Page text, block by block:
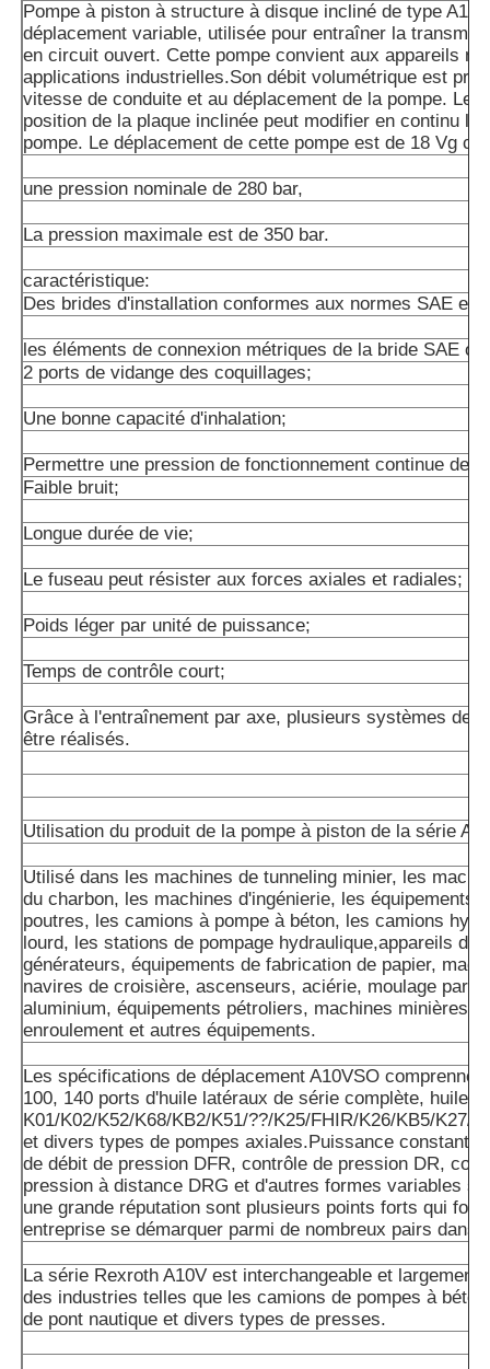
Pompe à piston à structure à disque incliné de type
déplacement variable, utilisée pour entraîner la
en circuit ouvert. Cette pompe convient aux appareils
applications industrielles.Son débit volumétrique est
vitesse de conduite et au déplacement de la pompe. Le
position de la plaque inclinée peut modifier en continu le
pompe. Le déplacement de cette pompe est de 18 Vg
une pression nominale de 280 bar,
La pression maximale est de 350 bar.
caractéristique:
Des brides d'installation conformes aux normes SAE et
les éléments de connexion métriques de la bride SAE
2 ports de vidange des coquillages;
Une bonne capacité d'inhalation;
Permettre une pression de fonctionnement continue de
Faible bruit;
Longue durée de vie;
Le fuseau peut résister aux forces axiales et radiales;
Poids léger par unité de puissance;
Temps de contrôle court;
Grâce à l'entraînement par axe, plusieurs systèmes de
être réalisés.
Utilisation du produit de la pompe à piston de la série
Utilisé dans les machines de tunneling minier, les
du charbon, les machines d'ingénierie, les équipements
poutres, les camions à pompe à béton, les camions
lourd, les stations de pompage hydraulique,appareils de
générateurs, équipements de fabrication de papier,
navires de croisière, ascenseurs, aciérie, moulage par
aluminium, équipements pétroliers, machines
enroulement et autres équipements.
Les spécifications de déplacement A10VSO
100, 140 ports d'huile latéraux de série complète, huile
K01/K02/K52/K68/KB2/K51/??/K25/FHIR/K26/KB5/K27/
et divers types de pompes axiales.Puissance constante
de débit de pression DFR, contrôle de pression DR,
pression à distance DRG et d'autres formes variables
une grande réputation sont plusieurs points forts qui font
entreprise se démarquer parmi de nombreux pairs dans
La série Rexroth A10V est interchangeable et largement
des industries telles que les camions de pompes à
de pont nautique et divers types de presses.